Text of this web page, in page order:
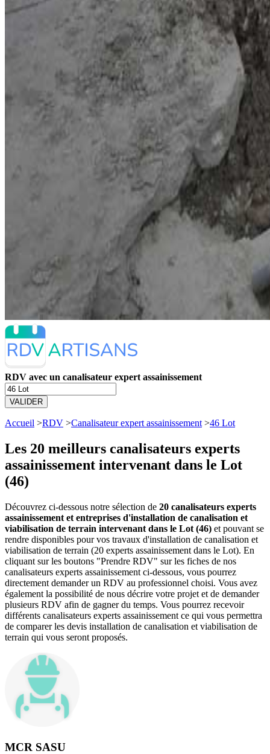
RDV avec un canalisateur expert assainissement
VALIDER
Accueil >RDV >Canalisateur expert assainissement >46 Lot
Les 20 meilleurs canalisateurs experts
assainissement intervenant dans le Lot
(46)
Découvrez ci-dessous notre sélection de 20 canalisateurs experts
assainissement et entreprises d'installation de canalisation et
viabilisation de terrain intervenant dans le Lot (46) et pouvant se
rendre disponibles pour vos travaux d'installation de canalisation et
viabilisation de terrain (20 experts assainissement dans le Lot). En
cliquant sur les boutons "Prendre RDV" sur les fiches de nos
canalisateurs experts assainissement ci-dessous, vous pourrez
directement demander un RDV au professionnel choisi. Vous avez
également la possibilité de nous décrire votre projet et de demander
plusieurs RDV afin de gagner du temps. Vous pourrez recevoir
différents canalisateurs experts assainissement ce qui vous permettra
de comparer les devis installation de canalisation et viabilisation de
terrain qui vous seront proposés.
MCR SASU